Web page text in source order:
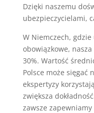
Dzięki naszemu
ubezpieczycielami,
W Niemczech,
obowiązkowe,
30%. Wartość
Polsce może sięgać
ekspertyzy
zwiększa
zawsze